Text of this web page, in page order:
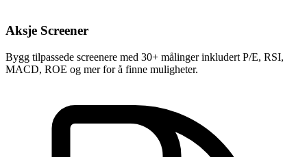
Aksje Screener
Bygg tilpassede screenere med 30+ målinger inkludert P/E, RSI,
MACD, ROE og mer for å finne muligheter.